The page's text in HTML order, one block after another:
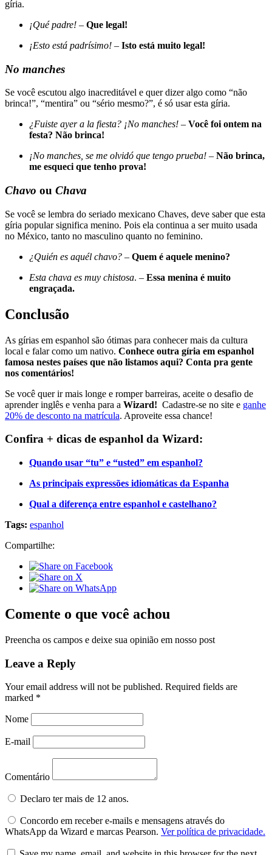
gíria.
¡Qué padre! – Que legal!
¡Esto está padrísimo! – Isto está muito legal!
No manches
Se você escutou algo inacreditável e quer dizer algo como “não
brinca!”, “mentira” ou “sério mesmo?”, é só usar esta gíria.
¿Fuiste ayer a la fiesta? ¡No manches! – Você foi ontem na
festa? Não brinca!
¡No manches, se me olvidó que tengo prueba! – Não brinca,
me esqueci que tenho prova!
Chavo ou Chava
Se você se lembra do seriado mexicano Chaves, deve saber que esta
gíria popular significa menino. Pois ela continua a ser muito usada
no México, tanto no masculino quanto no feminino.
¿Quién es aquél chavo? – Quem é aquele menino?
Esta chava es muy chistosa. – Essa menina é muito
engraçada.
Conclusão
As gírias em espanhol são ótimas para conhecer mais da cultura
local e falar como um nativo. Conhece outra gíria em espanhol
famosa nestes países que não listamos aqui? Conta pra gente
nos comentários!
Se você quer ir mais longe e romper barreiras, aceite o desafio de
aprender inglês e venha para a Wizard! Cadastre-se no site e ganhe
20% de desconto na matrícula. Aproveite essa chance!
Confira + dicas de espanhol da Wizard:
Quando usar “tu” e “usted” em espanhol?
As principais expressões idiomáticas da Espanha
Qual a diferença entre espanhol e castelhano?
Tags: espanhol
Compartilhe:
Comente o que você achou
Preencha os campos e deixe sua opinião em nosso post
Leave a Reply
Your email address will not be published. Required fields are
marked *
Nome
E-mail
Comentário
Declaro ter mais de 12 anos.
Concordo em receber e-mails e mensagens através do
WhatsApp da Wizard e marcas Pearson. Ver política de privacidade.